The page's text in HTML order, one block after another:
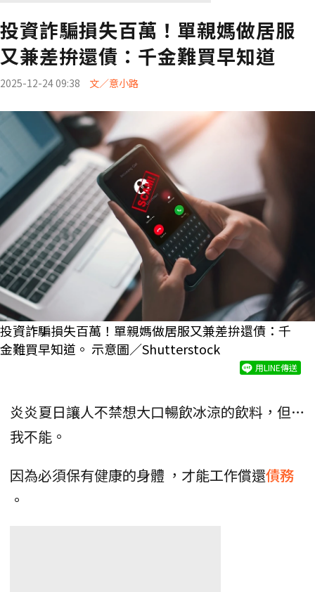
投資詐騙損失百萬！單親媽做居服
又兼差拚還債：千金難買早知道
2025-12-24 09:38 文／意小路
投資詐騙損失百萬！單親媽做居服又兼差拚還債：千
金難買早知道。 示意圖／Shutterstock
用LINE傳送
炎炎夏日讓人不禁想大口暢飲冰涼的飲料，但…
我不能。
因為必須保有健康的身體 ，才能工作償還債務
。